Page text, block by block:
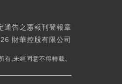
通告之憲報刊登報章
財華控股有限公司
有,未經同意不得轉載。